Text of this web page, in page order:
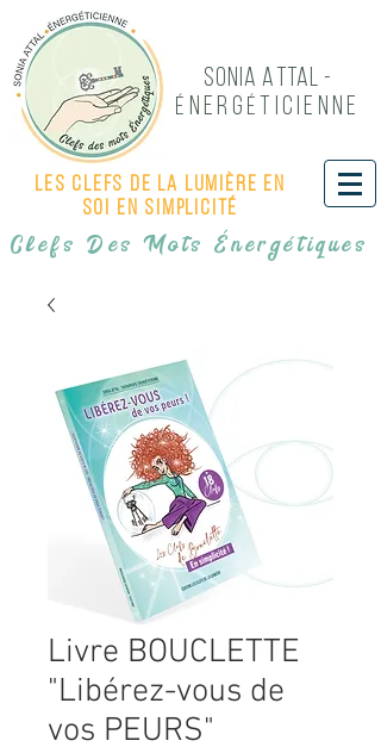
Sonia Attal -
É NERG É TICIENNE
Les Clefs de LA LUMIÈRE EN
SOI EN SIMPLICITÉ
Clefs Des Mots Énergétiques
Livre BOUCLETTE
"Libérez-vous de
vos PEURS"